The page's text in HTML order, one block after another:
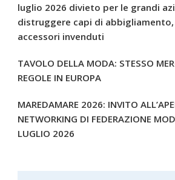
luglio 2026 divieto per le grandi
distruggere capi di
accessori invenduti
TAVOLO DELLA MODA: STESSO
REGOLE IN EUROPA
MAREDAMARE 2026: INVITO
NETWORKING DI FEDERAZIONE
LUGLIO 2026